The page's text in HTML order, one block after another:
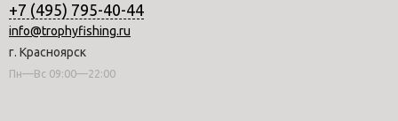
+7 (495) 795-40-44
info@trophyfishing.ru
г. Красноярск
Пн—Вс 09:00—22:00